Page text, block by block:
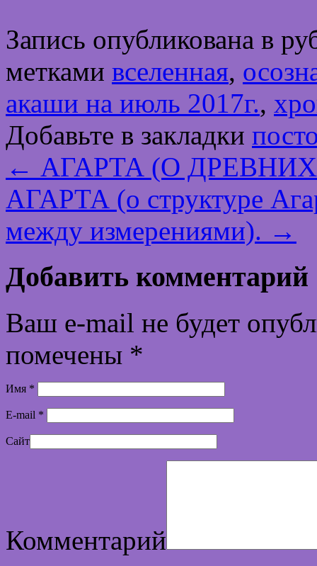
Запись опубликована в
метками вселенная,
акаши на июль 2017г.,
Добавьте в закладки
← АГАРТА (О
АГАРТА (о структуре
между измерениями). →
Добавить комментарий
Ваш e-mail не будет
помечены *
Имя *
E-mail *
Сайт
Комментарий